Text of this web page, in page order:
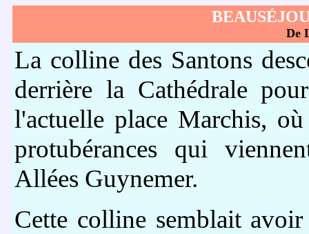
De
La colline des Santons
derrière la Cathédrale
l'actuelle place Marchis,
protubérances qui
Allées Guynemer.
Cette colline semblait